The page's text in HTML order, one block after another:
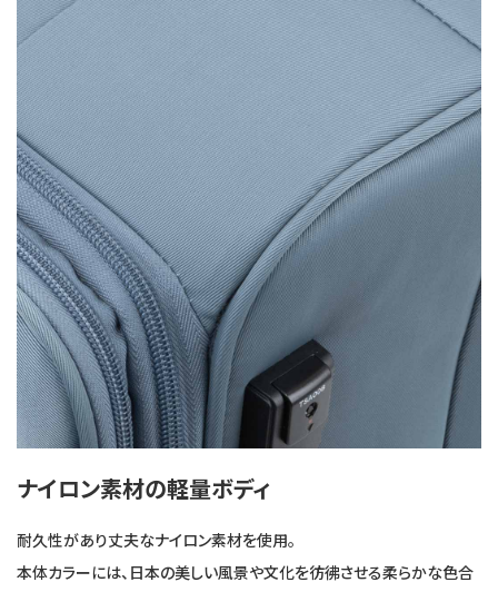
ナイロン素材の軽量ボディ
耐久性があり丈夫なナイロン素材を使用。
本体カラーには、日本の美しい風景や文化を彷彿させる柔らかな色合